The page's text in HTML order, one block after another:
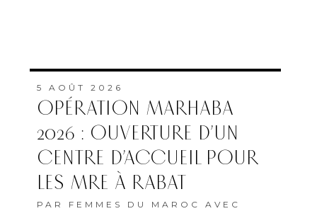
5 AOÛT 2026
OPÉRATION MARHABA
2026 : OUVERTURE D’UN
CENTRE D’ACCUEIL POUR
LES MRE À RABAT
PAR FEMMES DU MAROC AVEC